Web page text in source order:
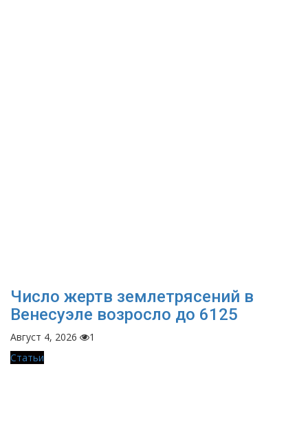
Число жертв землетрясений в
Венесуэле возросло до 6125
Август 4, 2026
1
Статьи